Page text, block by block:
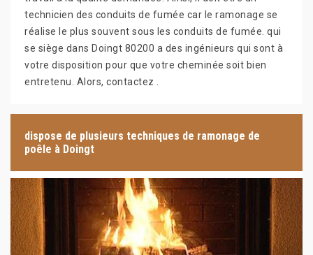
technicien des conduits de fumée car le ramonage se
réalise le plus souvent sous les conduits de fumée. qui
se siège dans Doingt 80200 a des ingénieurs qui sont à
votre disposition pour que votre cheminée soit bien
entretenu. Alors, contactez .
dispose de plusieurs techniques de ramonage de
poêle à Doingt